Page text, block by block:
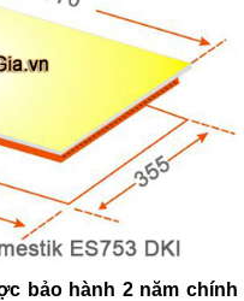
bảo hành 2 năm chính